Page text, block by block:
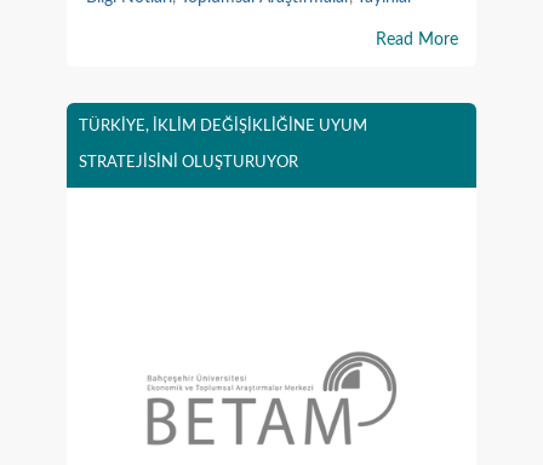
Read More
TÜRKİYE, İKLİM DEĞİŞİKLİĞİNE UYUM
STRATEJİSİNİ OLUŞTURUYOR